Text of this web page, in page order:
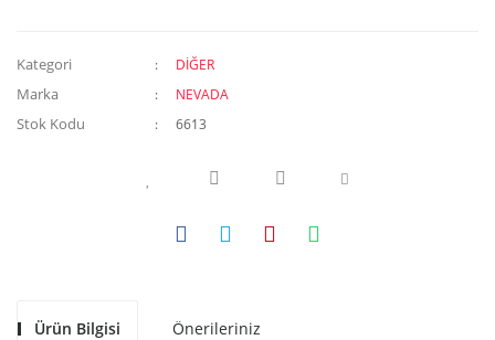
Kategori DİĞER
Marka NEVADA
Stok Kodu 6613
Ürün Bilgisi Önerileriniz